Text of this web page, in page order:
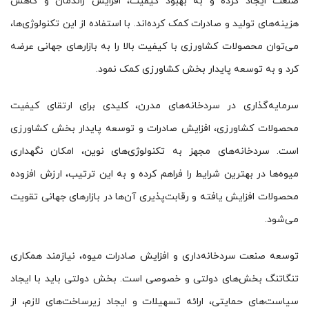
هزینه‌های تولید و صادرات کمک کرده‌اند. با استفاده از این تکنولوژی‌ها،
می‌توان محصولات کشاورزی با کیفیت بالا را به بازارهای جهانی عرضه
کرد و به توسعه پایدار بخش کشاورزی کمک نمود.
سرمایه‌گذاری در سردخانه‌های مدرن، کلیدی برای ارتقای کیفیت
محصولات کشاورزی، افزایش صادرات و توسعه پایدار بخش کشاورزی
است. سردخانه‌های مجهز به تکنولوژی‌های نوین، امکان نگهداری
میوه‌ها در بهترین شرایط را فراهم کرده و به این ترتیب، ارزش افزوده
محصولات افزایش یافته و رقابت‌پذیری آن‌ها در بازارهای جهانی تقویت
می‌شود.
توسعه صنعت سردخانه‌داری و افزایش صادرات میوه، نیازمند همکاری
تنگاتنگ بخش‌های دولتی و خصوصی است. بخش دولتی باید با ایجاد
سیاست‌های حمایتی، ارائه تسهیلات و ایجاد زیرساخت‌های لازم، از